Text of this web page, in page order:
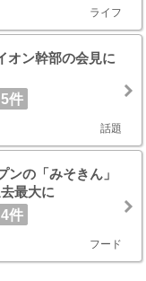
ライフ
オン幹部の会見に
5件
話題
ンの「みそきん」
最大に
4件
フード